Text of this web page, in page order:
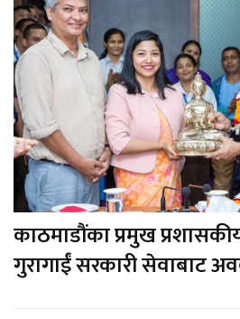
काठमाडौंका प्रमुख
गुरागाईं सरकारी सेवाबाट